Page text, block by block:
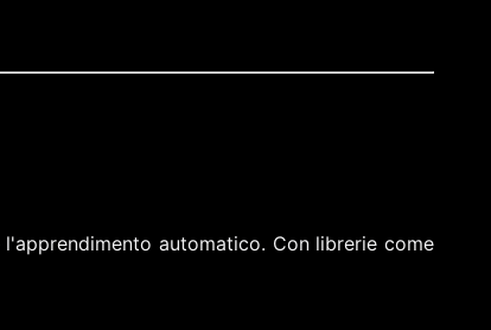
automatico. Con librerie come